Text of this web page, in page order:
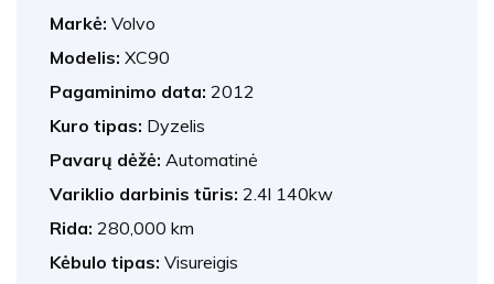
Markė: Volvo
Modelis: XC90
Pagaminimo data: 2012
Kuro tipas: Dyzelis
Pavarų dėžė: Automatinė
Variklio darbinis tūris: 2.4l 140kw
Rida: 280,000 km
Kėbulo tipas: Visureigis